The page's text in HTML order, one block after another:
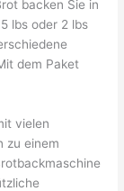
backen Sie in
lbs oder 2 lbs
dem Paket
vielen
zu einem